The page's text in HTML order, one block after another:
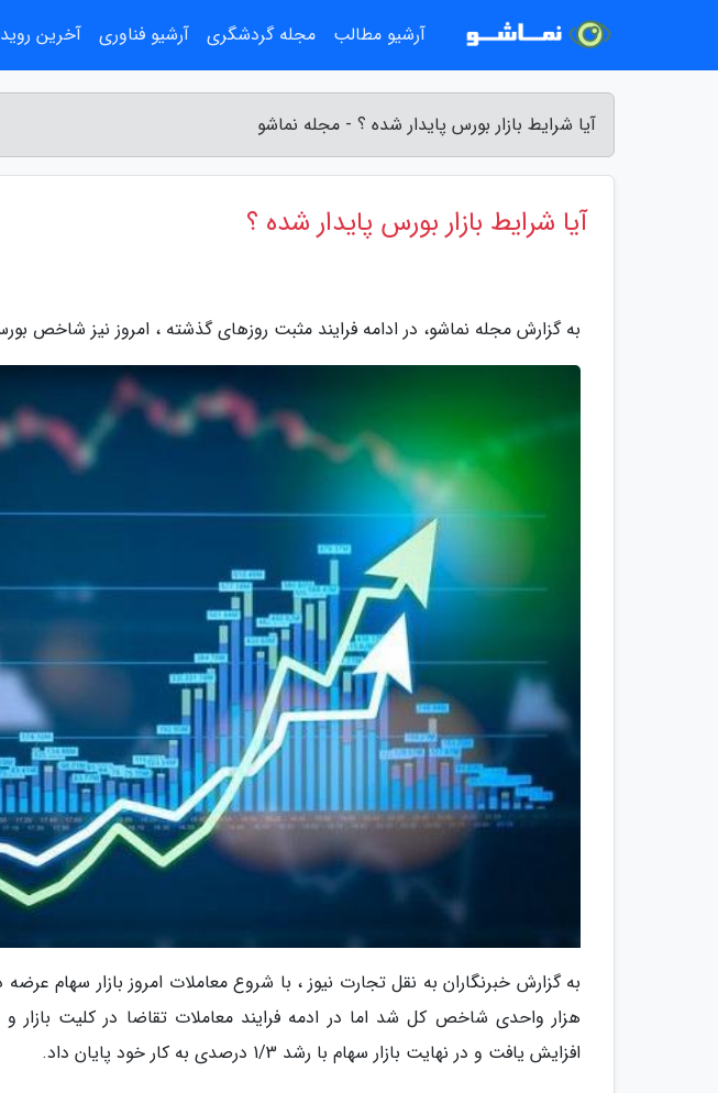
آیا شرایط بازار بورس پایدار شده ؟ - مجله نماشو
آیا شرایط بازار بورس پایدار شده ؟
به گزارش مجله نماشو، در ادامه فرایند مثبت روزهای گذشته ، امروز نیز شاخص
هزار واحدی شاخص کل شد اما در ادمه فرایند معاملات تقاضا در کلیت
افزایش یافت و در نهایت بازار سهام با رشد 1/3 درصدی به کار خود پایان داد.
آرشیو مطالب مجله گردشگری آرشیو فناوری آخرین